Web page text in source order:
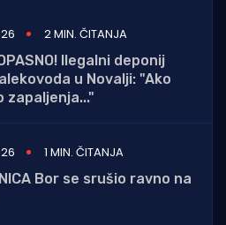
2 MIN. ČITANJA
Ilegalni deponij
u Novalji: "Ako
zapaljenja..."
1 MIN. ČITANJA
Bor se srušio ravno na